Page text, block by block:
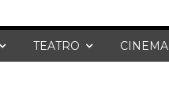
TEATRO CINEMA